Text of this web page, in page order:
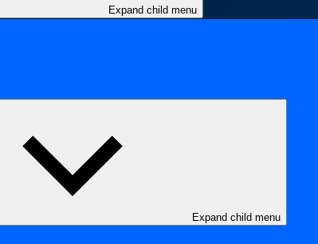
Expand child menu
Expand child menu